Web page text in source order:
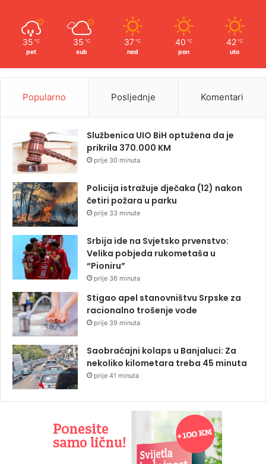
35 ℃
pet
35 ℃
sub
37 ℃
ned
40 ℃
pon
42 ℃
uto
Popularno Posljednje Komentari
Službenica UIO BiH optužena da je
prikrila 370.000 KM
prije 30 minuta
Policija istražuje dječaka (12) nakon
četiri požara u parku
prije 33 minute
Srbija ide na Svjetsko prvenstvo:
Velika pobjeda rukometaša u
“Pioniru”
prije 36 minuta
Stigao apel stanovništvu Srpske za
racionalno trošenje vode
prije 39 minuta
Saobraćajni kolaps u Banjaluci: Za
nekoliko kilometara treba 45 minuta
prije 41 minuta